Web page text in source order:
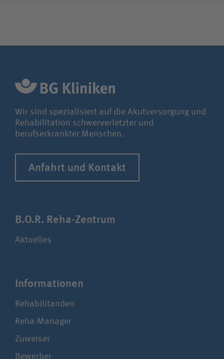
Wir sind spezialisiert auf die Akutversorgung und
Rehabilitation schwerverletzter und
berufserkrankter Menschen.
Anfahrt und Kontakt
B.O.R. Reha-Zentrum
Aktuelles
Infor­ma­ti­onen
Rehabilitanden
Reha-Manager
Zuweiser
Bewerber